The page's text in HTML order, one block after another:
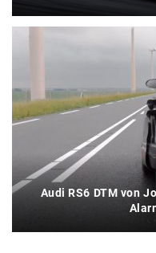
Audi RS6 DTM von